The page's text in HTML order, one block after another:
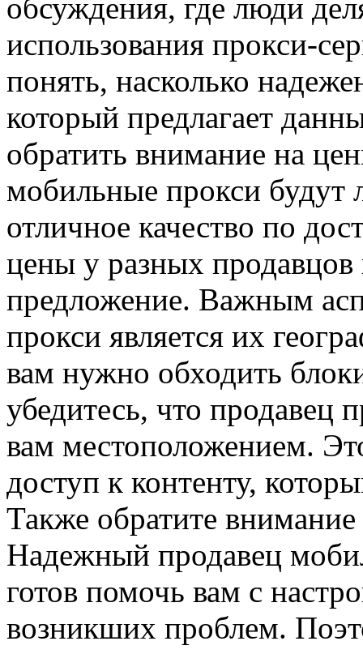
обсуждения, где люди
использования прокси-
понять, насколько
который предлагает
обратить внимание на
мобильные прокси
отличное качество по
цены у разных
предложение. Важным
прокси является их
вам нужно обходить
убедитесь, что продавец
вам местоположением.
доступ к контенту,
Также обратите
Надежный продавец
готов помочь вам с
возникших проблем.